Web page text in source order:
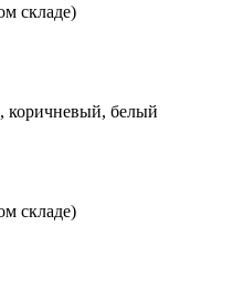
складе)
коричневый, белый
складе)